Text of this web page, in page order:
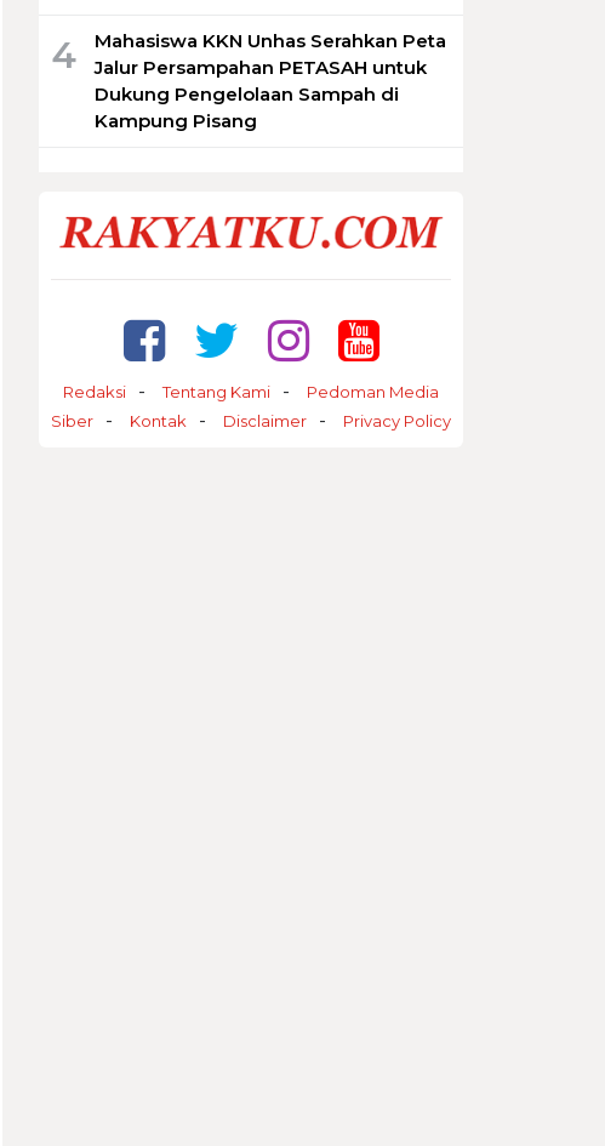
4
Mahasiswa KKN Unhas Serahkan Peta
Jalur Persampahan PETASAH untuk
Dukung Pengelolaan Sampah di
Kampung Pisang
Redaksi Tentang Kami
Pedoman Media
Siber
Kontak Disclaimer Privacy Policy